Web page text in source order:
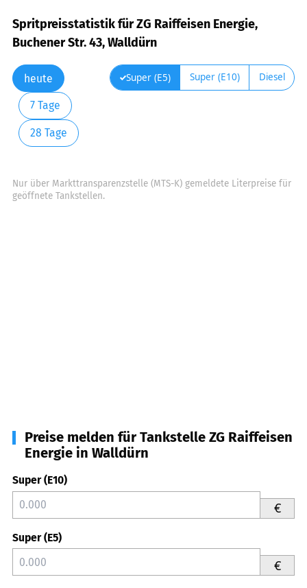
Spritpreisstatistik für ZG Raiffeisen Energie,
Buchener Str. 43, Walldürn
heute
7 Tage
28 Tage
Super (E5) Super (E10) Diesel
Nur über Markttransparenzstelle (MTS-K) gemeldete Literpreise für
geöffnete Tankstellen.
Preise melden für Tankstelle ZG Raiffeisen
Energie in Walldürn
Super (E10)
€
Super (E5)
€